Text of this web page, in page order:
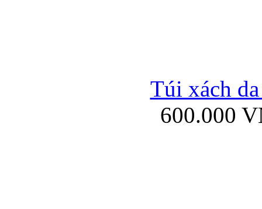
Bao da iPhone 5
Túi xách
600.000